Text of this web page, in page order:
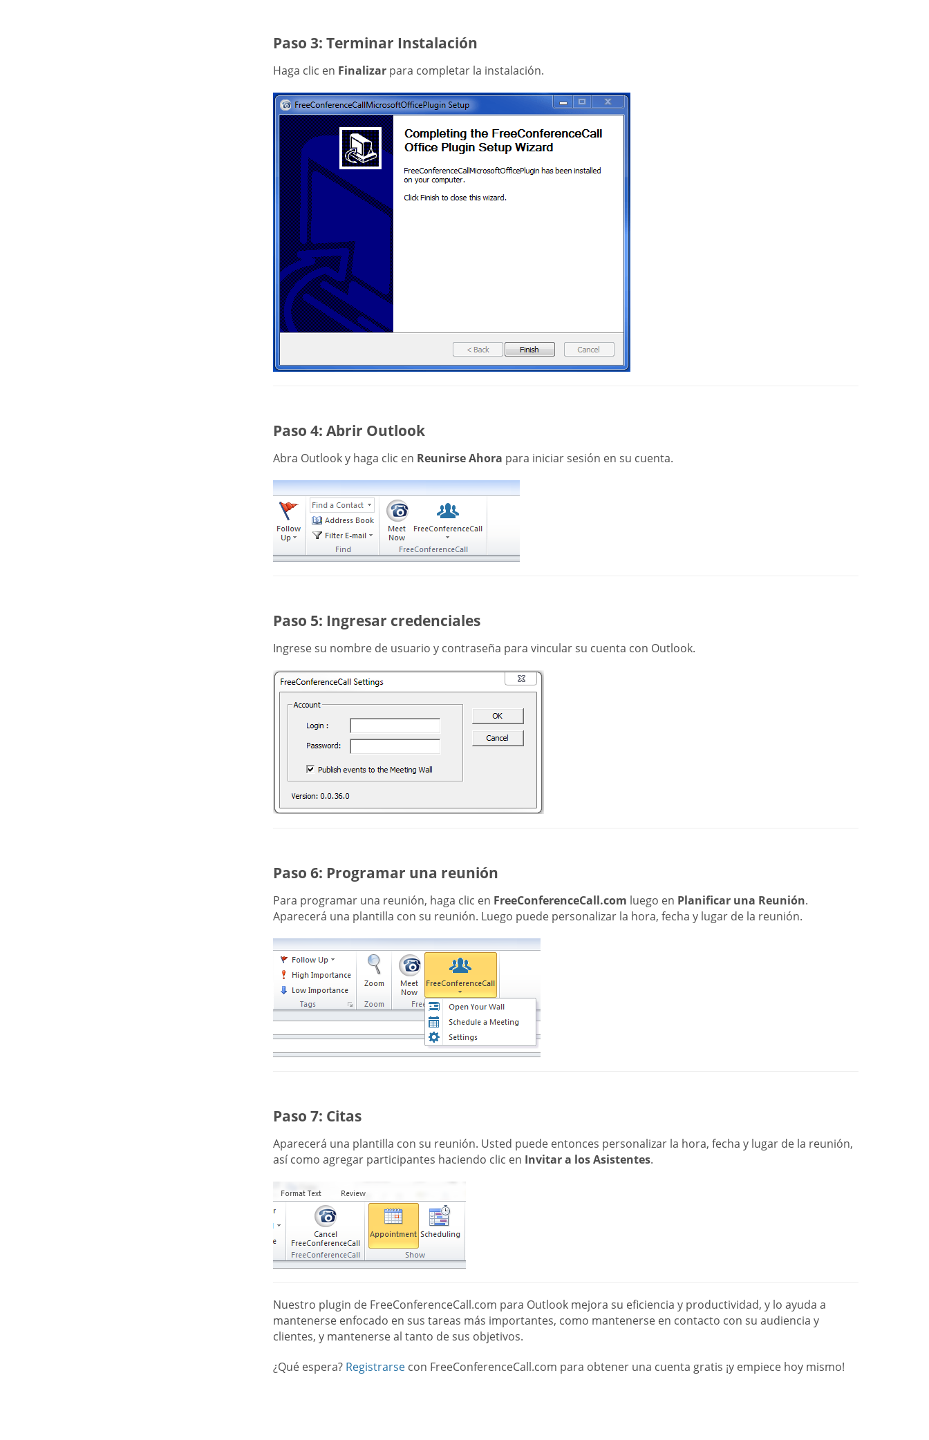
Paso 3: Terminar Instalación
Haga clic en Finalizarpara completar la instalación.
Paso 4: Abrir Outlook
Abra Outlook y haga clic en Reunirse Ahora para iniciar sesión en su cuenta.
Paso 5: Ingresar credenciales
Ingrese su nombre de usuario y contraseña para vincular su cuenta con Outlook.
Paso 6: Programar una reunión
Para programar una reunión, haga clic en FreeConferenceCall.com luego en Planificar una Reunión.
Aparecerá una plantilla con su reunión. Luego puede personalizar la hora, fecha y lugar de la reunión.
Paso 7: Citas
Aparecerá una plantilla con su reunión. Usted puede entonces personalizar la hora, fecha y lugar de la reunión,
así como agregar participantes haciendo clic en Invitar a los Asistentes.
Nuestro plugin de FreeConferenceCall.com para Outlook mejora su eficiencia y productividad, y lo ayuda a
mantenerse enfocado en sus tareas más importantes, como mantenerse en contacto con su audiencia y
clientes, y mantenerse al tanto de sus objetivos.
¿Qué espera? Registrarsecon FreeConferenceCall.com para obtener una cuenta gratis ¡y empiece hoy mismo!